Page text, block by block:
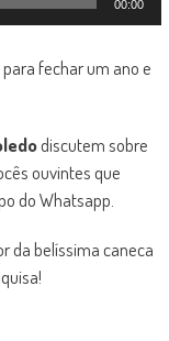
00:00
fechar um ano e
discutem sobre
ouvintes que
do Whatsapp.
da belíssima caneca